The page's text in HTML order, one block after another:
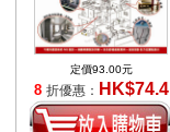
定價93.00元
8 折優惠： HK$74.4